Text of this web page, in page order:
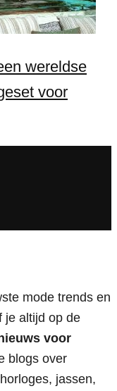
wereldse
voor
mode trends en
je altijd op de
voor
blogs over
jassen,